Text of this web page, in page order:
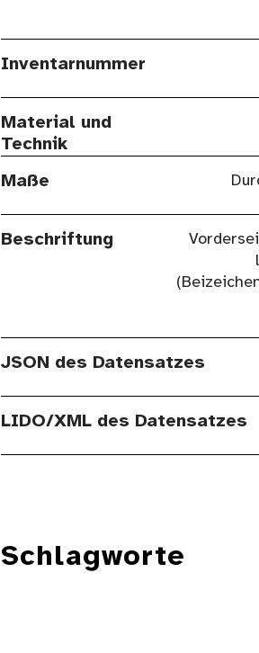
Inventarnummer
Material und
Technik
Maße
Beschriftung
JSON des Datensatzes
LIDO/XML des Datensatzes
Schlagworte